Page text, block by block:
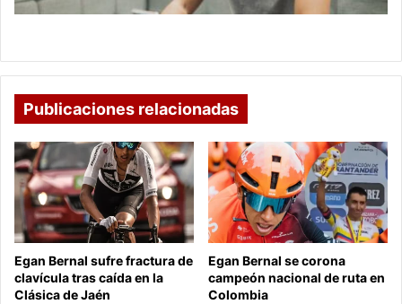
Publicaciones relacionadas
Egan Bernal sufre fractura de
clavícula tras caída en la
Clásica de Jaén
Egan Bernal se corona
campeón nacional de ruta en
Colombia